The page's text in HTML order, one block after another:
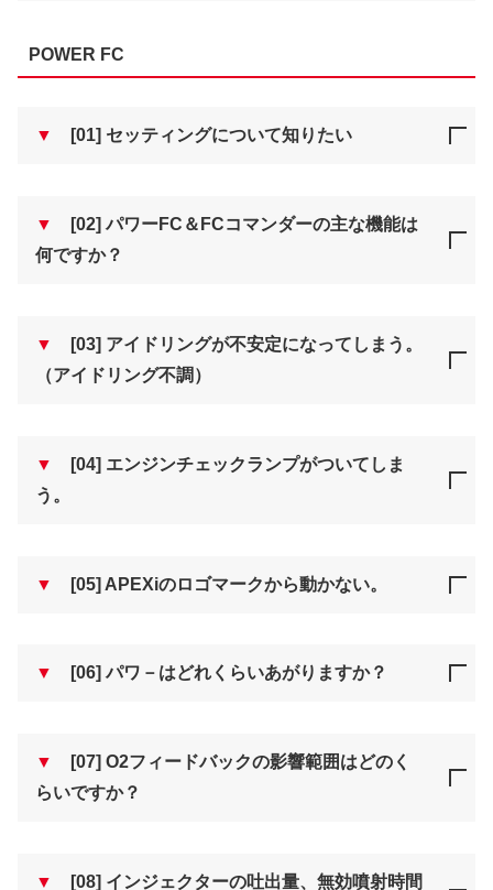
POWER FC
▼ [01] セッティングについて知りたい
▼
[02] パワーFC＆FCコマンダーの主な機能は
何ですか？
▼
[03] アイドリングが不安定になってしまう。
（アイドリング不調）
▼
[04] エンジンチェックランプがついてしま
う。
▼ [05] APEXiのロゴマークから動かない。
▼ [06] パワ－はどれくらいあがりますか？
▼
[07] O2フィードバックの影響範囲はどのく
らいですか？
▼
[08] インジェクターの吐出量、無効噴射時間